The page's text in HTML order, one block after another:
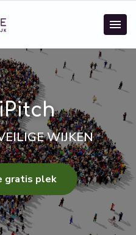
WIJKEN
gratis plek